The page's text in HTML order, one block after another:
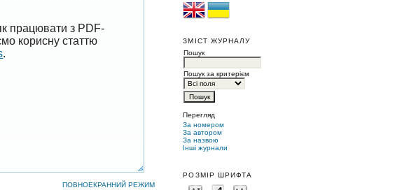
ЗМІСТ ЖУРНАЛУ
Пошук
Пошук за критерієм
Перегляд
За номером
За автором
За назвою
Інші журнали
РОЗМІР ШРИФТА
працювати з PDF-
корисну статтю
.
ПОВНОЕКРАННИЙ РЕЖИМ